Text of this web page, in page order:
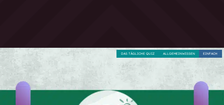
EINFACH
ALLGEMEINWISSEN
DAS TÄGLICHE QUIZ